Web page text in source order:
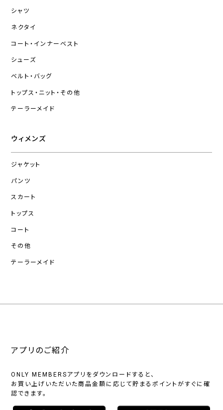
シャツ
ネクタイ
コート・インナーベスト
シューズ
ベルト・バッグ
トップス・ニット・その他
テーラーメイド
ウィメンズ
ジャケット
パンツ
スカート
トップス
コート
その他
テーラーメイド
アプリのご紹介
ONLY MEMBERSアプリをダウンロードすると、
お買い上げいただいた商品金額に応じて貯まるポイントがすぐに確
認できます。